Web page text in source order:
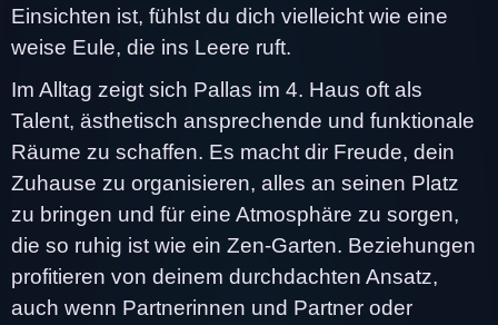
Einsichten ist, fühlst du dich vielleicht wie eine
weise Eule, die ins Leere ruft.
Im Alltag zeigt sich Pallas im 4. Haus oft als
Talent, ästhetisch ansprechende und funktionale
Räume zu schaffen. Es macht dir Freude, dein
Zuhause zu organisieren, alles an seinen Platz
zu bringen und für eine Atmosphäre zu sorgen,
die so ruhig ist wie ein Zen-Garten. Beziehungen
profitieren von deinem durchdachten Ansatz,
auch wenn Partnerinnen und Partner oder